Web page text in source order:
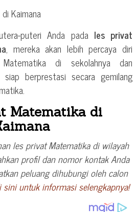
puteri Anda pada les privat
, mereka akan lebih percaya diri
Matematika di sekolahnya dan
berprestasi secara gemilang
Matematika di
les privat Matematika di wilayah
profil dan nomor kontak Anda
peluang dihubungi oleh calon
sini untuk informasi selengkapnya!